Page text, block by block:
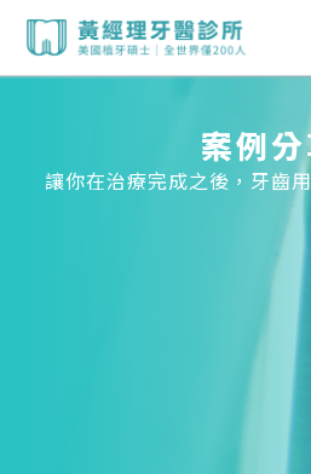
主
案例
讓你在治療完成之後，牙齒